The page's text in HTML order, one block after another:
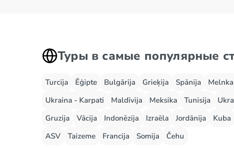
Туры в самые популярные
Turcija Ēģipte Bulgārija Grieķija Spānija
Ukraina - Karpati
Maldīvija Meksika Tunisija
Gruzija
Vācija Indonēzija Izraēla Jordānija Kuba
ASV
Taizeme Francija Somija Čehu